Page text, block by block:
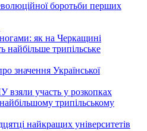
боротьби перших
як на Черкащині
найбільше трипільське
Української
взяли участь у розкопках
трипільському
найкращих університетів